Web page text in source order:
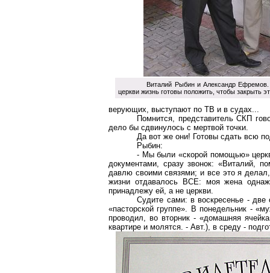
Виталий Рыбин и Александр
церкви жизнь готовы положить, чтобы закрыть
верующих, выступают по ТВ и в судах...
Помнится, представитель СКП
дело бы сдвинулось с мертвой точки.
Да вот же они! Готовы сдать всю
Рыбин:
- Мы были «скорой помощью»
документами, сразу звонок: «Виталий,
давлю своими связями; и все это я
жизни отдавалось ВСЕ: моя жена
принадлежу ей, а не церкви.
Судите сами: в воскресенье - две
«пасторской группе». В понедельник -
проводил, во вторник - «домашняя
квартире и молятся. - Авт.), в среду -